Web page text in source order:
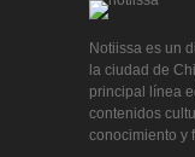
Notiissa es un
la ciudad de
principal línea
contenidos
conocimiento y